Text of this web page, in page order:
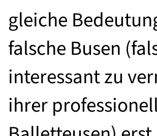
gleiche
falsche Busen
interessant zu
ihrer